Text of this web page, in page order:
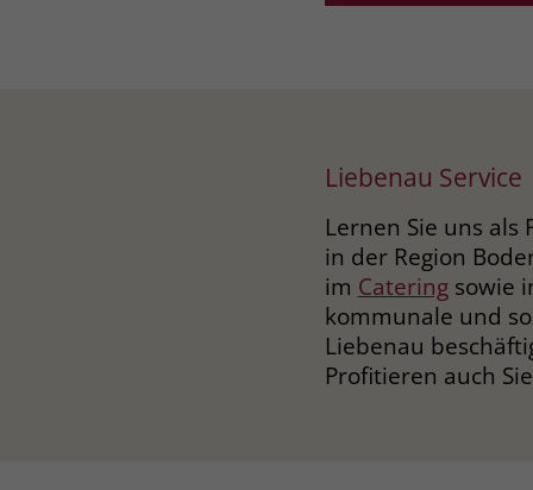
Bildungsträger).
Für Sie ist die
nicht nur von
wertvollen
Ihren
der
Sie aus: 50
Liebenau Service
Lernen Sie uns
in der Region
im Cateringsowie
kommunale und
Liebenau
Profitieren auch